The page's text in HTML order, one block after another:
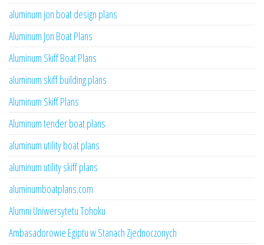
aluminum jon boat design plans
Aluminum Jon Boat Plans
Aluminum Skiff Boat Plans
aluminum skiff building plans
Aluminum Skiff Plans
Aluminum tender boat plans
aluminum utility boat plans
aluminum utility skiff plans
aluminumboatplans.com
Alumni Uniwersytetu Tohoku
Ambasadorowie Egiptu w Stanach Zjednoczonych